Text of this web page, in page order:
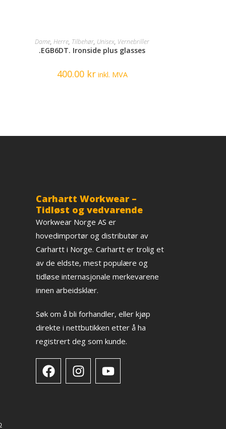
SELECT OPTIONS
Dame,Herre, Tilbehør, Unisex, Vernebriller
.EGB6DT. Ironside plus glasses
400.00 krinkl. MVA
Carhartt Workwear –
Tidløst og vedvarende
Workwear Norge AS er
hovedimportør og distributør av
Carhartt i Norge. Carhartt er trolig et
av de eldste, mest populære og
tidløse internasjonale merkevarene
innen arbeidsklær.
Søk om å bli forhandler, eller kjøp
direkte i nettbutikken etter å ha
registrert deg som kunde.